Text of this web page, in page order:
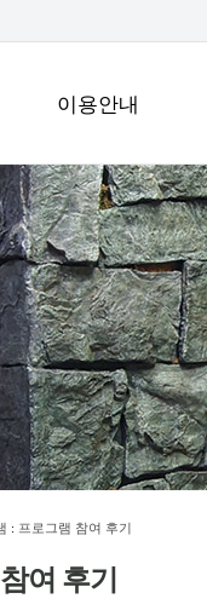
이용안내
: 프로그램 참여 후기
여 후기